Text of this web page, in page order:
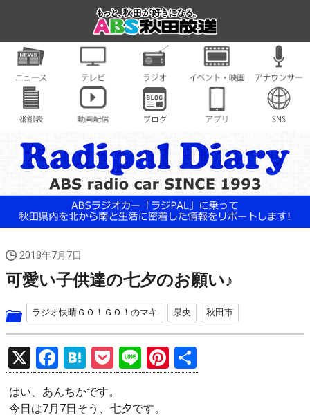
2018年7月7日
可愛い子供達の七夕のお願い♪
ラジオ快晴ＧＯ！ＧＯ！のマキ 県央 秋田市
X
F
a
ce
H
at
e
P
o
ck
Li
n
e
Pi
nt 有
はい、あんちかです。
今日は7月7日そう、七夕です。